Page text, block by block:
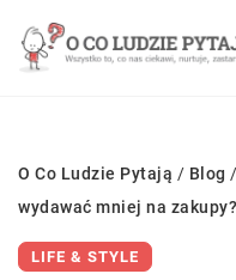
O Co Ludzie Pytają / Blog /
wydawać mniej na zakupy?
LIFE & STYLE